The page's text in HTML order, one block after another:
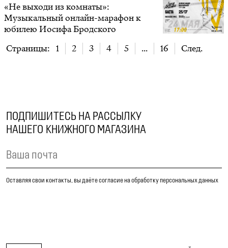
«Не выходи из комнаты»:
Музыкальный онлайн-марафон к
юбилею Иосифа Бродского
Страницы: 1 2 3 4 5 ... 16 След.
ПОДПИШИТЕСЬ НА РАССЫЛКУ
НАШЕГО КНИЖНОГО МАГАЗИНА
Оставляя свои контакты, вы даёте согласие на обработку персональных данных